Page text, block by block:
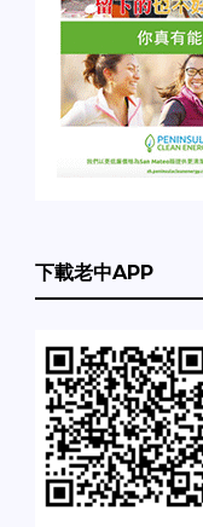
下載老中APP